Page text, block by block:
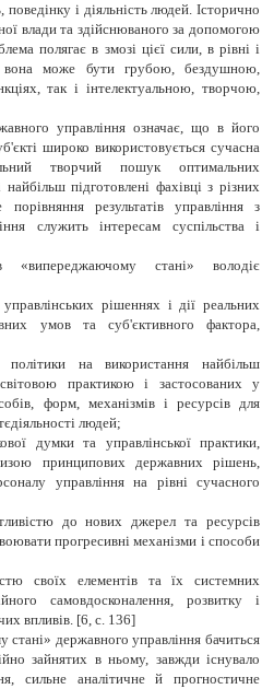
і діяльність людей. Історично
влади та здійснюваного за допомогою
полягає в змозі цієї сили, в рівні і
вона може бути грубою, бездушною,
так і інтелектуальною, творчою,
управління означає, що в його
широко використовується сучасна
творчий пошук оптимальних
підготовлені фахівці з різних
результатів управління з
служить інтересам суспільства і
«випереджаючому стані» володіє
рішеннях і дії реальних
умов та суб'єктивного фактора,
на використання найбільш
практикою і застосованих у
форм, механізмів і ресурсів для
людей;
думки та управлінської практики,
принципових державних рішень,
управління на рівні сучасного
до нових джерел та ресурсів
прогресивні механізми і способи
своїх елементів та їх системних
самовдосконалення, розвитку і
впливів. [6, c. 136]
державного управління бачиться
зайнятих в ньому, завжди існувало
сильне аналітичне й прогностичне